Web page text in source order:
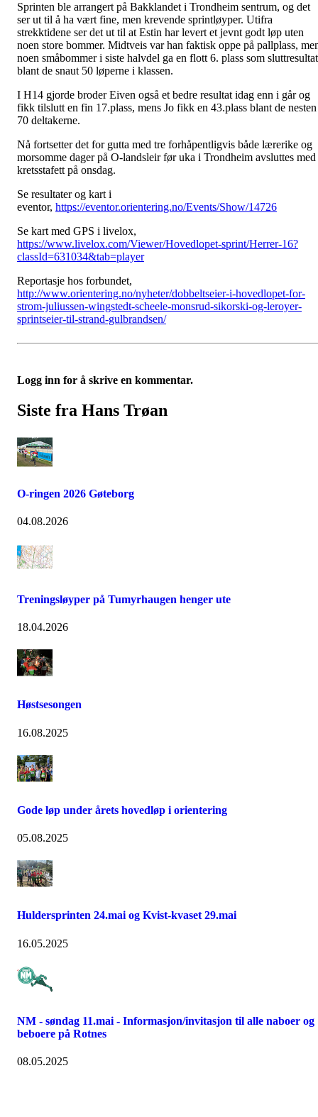
Sprinten ble arrangert på Bakklandet i Trondheim sentrum, og det
ser ut til å ha vært fine, men krevende sprintløyper. Utifra
strekktidene ser det ut til at Estin har levert et jevnt godt løp uten
noen store bommer. Midtveis var han faktisk oppe på pallplass,
noen småbommer i siste halvdel ga en flott 6. plass som sluttresultat
blant de snaut 50 løperne i klassen.
I H14 gjorde broder Eiven også et bedre resultat idag enn i går og
fikk tilslutt en fin 17.plass, mens Jo fikk en 43.plass blant de nesten
70 deltakerne.
Nå fortsetter det for gutta med tre forhåpentligvis både lærerike og
morsomme dager på O-landsleir før uka i Trondheim avsluttes med
kretsstafett på onsdag.
Se resultater og kart i
eventor, https://eventor.orientering.no/Events/Show/14726
Se kart med GPS i livelox,
https://www.livelox.com/Viewer/Hovedlopet-sprint/Herrer-16?
classId=631034&tab=player
Reportasje hos forbundet,
http://www.orientering.no/nyheter/dobbeltseier-i-hovedlopet-for-
strom-juliussen-wingstedt-scheele-monsrud-sikorski-og-leroyer-
sprintseier-til-strand-gulbrandsen/
Logg inn for å skrive en kommentar.
Siste fra Hans Trøan
O-ringen 2026 Gøteborg
04.08.2026
Treningsløyper på Tumyrhaugen henger ute
18.04.2026
Høstsesongen
16.08.2025
Gode løp under årets hovedløp i orientering
05.08.2025
Huldersprinten 24.mai og Kvist-kvaset 29.mai
16.05.2025
NM - søndag 11.mai - Informasjon/invitasjon til alle naboer og
beboere på Rotnes
08.05.2025